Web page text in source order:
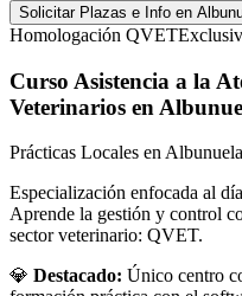
Solicitar Plazas e Info en
Homologación QVET
Curso Asistencia a la
Veterinarios en
Prácticas Locales en
Especialización enfocada al
Aprende la gestión y control
sector veterinario: QVET.
💎 Destacado: Único centro